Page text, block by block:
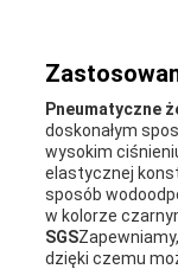
Pneumatyczne
doskonałym
wysokim
elastycznej
sposób
w kolorze
SGS
dzięki czemu